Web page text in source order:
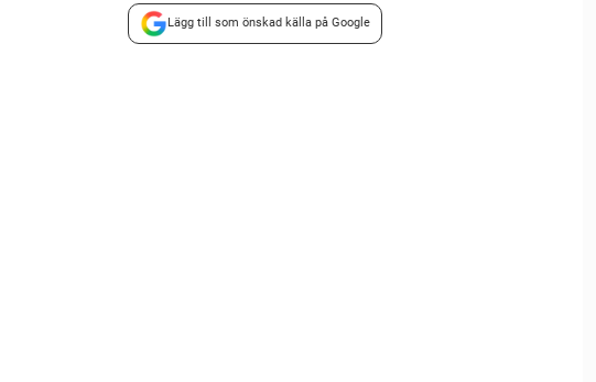
Lägg till som önskad källa på Google